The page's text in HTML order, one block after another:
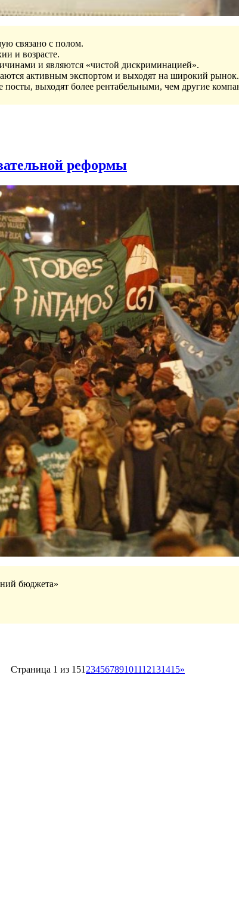
связано с полом.
и возрасте.
и являются «чистой дискриминацией».
активным экспортом и выходят на широкий рынок.
выходят более рентабельными, чем другие
реформы
бюджета»
Страница 1 из 151 23456789101112131415»